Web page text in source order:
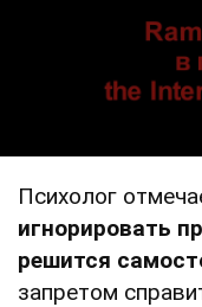
Психолог
игнорировать
решится
запретом